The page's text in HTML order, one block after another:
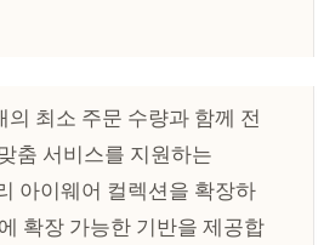
의 최소 주문 수량과 함께 전
춤 서비스를 지원하는
아이웨어 컬렉션을 확장하
확장 가능한 기반을 제공합